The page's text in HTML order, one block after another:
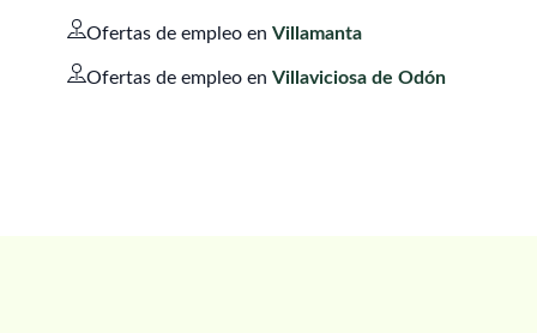
Ofertas de empleo en Villamanta
Ofertas de empleo en Villaviciosa de Odón